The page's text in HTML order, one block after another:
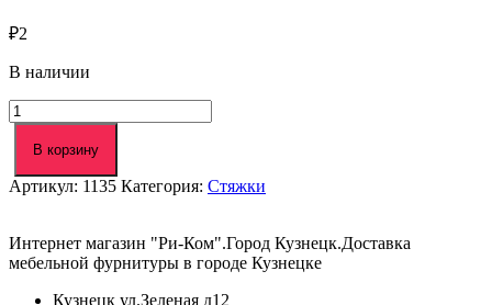
₽2
В наличии
Количество
товара
Евровинт
В корзину
Артикул: 1135 Категория: Стяжки
Интернет магазин "Ри-Ком".Город Кузнецк.Доставка
мебельной фурнитуры в городе Кузнецке
Кузнецк ул.Зеленая д12